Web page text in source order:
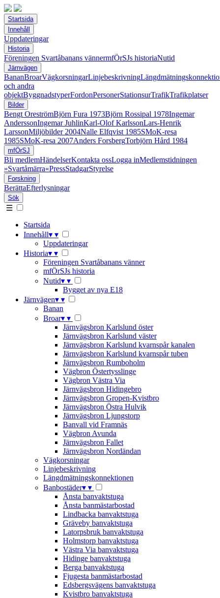
Startsida
Innehåll
Uppdateringar
Historia
Föreningen Svartåbanans vännermfÖrSJs historiaNutid
Järnvägen
BananBroarVägkorsningarLinjebeskrivning
och andra
objektByggnadstyperFordonPersonerStationsurTrafikTrafikplatser
Bilder
Bengt OreströmBjörn Fura 1973Björn Rossipal 1978Ingemar
AnderssonIngemar JuhlinKarl-Olof KarlssonLars-Henrik
LarssonMiljöbilder 2004Nalle Elfqvist 1985SMoK-resa
1985SMoK-resa 2007Anders ForsbergTorbjörn Hård 1984
mfÖrSJ
Bli medlemHändelserKontakta ossLogga inMedlemstidningen
»Svartåmärra«PressStadgarStyrelse
Forskning
BerättaEfterlysningar
Sök
☰
Startsida
Innehåll▾ ▾
Uppdateringar
Historia▾ ▾
Föreningen Svartåbanans vänner
mfÖrSJs historia
Nutid▾ ▾
Bygget av nya E18
Järnvägen▾ ▾
Banan
Broar▾ ▾
Järnvägsbron Karlslund öster
Järnvägsbron Karlslund väster
Järnvägsbron Karlslund kvarnspår kanalen
Järnvägsbron Karlslund kvarnspår tuben
Järnvägsbron Rumboholm
Vägbron Östertysslinge
Vägbron Västra Via
Järnvägsbron Hidingebro
Järnvägsbron Gropen-Kvistbro
Järnvägsbron Östra Hulvik
Järnvägsbron Ljungstorp
Banvall vid Framnäs
Vägbron Avunda
Järnvägsbron Fallet
Järnvägsbron Nordändan
Vägkorsningar
Linjebeskrivning
Längdmätningskonnektionen
Banbostäder▾ ▾
Ånsta banvaktstuga
Ånsta banmästarbostad
Lindbacka banvaktstuga
Gräveby banvaktstuga
Latorpsbruk banvaktstuga
Holmstorp banvaktstuga
Västra Via banvaktstuga
Hidinge banvaktstuga
Berga banvaktstuga
Fjugesta banmästarbostad
Edsbergsvägens banvaktstuga
Kvistbro banvaktstuga